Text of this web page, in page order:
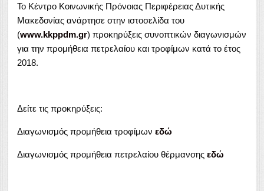
Το Κέντρο Κοινωνικής Πρόνοιας Περιφέρειας Δυτικής
Μακεδονίας ανάρτησε στην ιστοσελίδα του
(www.kkppdm.gr) προκηρύξεις συνοπτικών διαγωνισμών
για την προμήθεια πετρελαίου και τροφίμων κατά το έτος
2018.
Δείτε τις προκηρύξεις:
Διαγωνισμός προμήθεια τροφίμων εδώ
Διαγωνισμός προμήθεια πετρελαίου θέρμανσης εδώ